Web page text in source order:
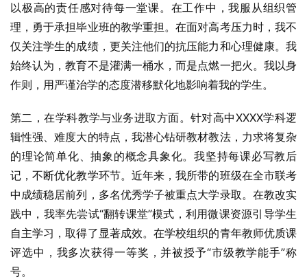
以极高的责任感对待每一堂课。在工作中，我服从组织管
理，勇于承担毕业班的教学重担。在面对高考压力时，我不
仅关注学生的成绩，更关注他们的抗压能力和心理健康。我
始终认为，教育不是灌满一桶水，而是点燃一把火。我以身
作则，用严谨治学的态度潜移默化地影响着我的学生。
第二，在学科教学与业务进取方面。针对高中XXXX学科逻
辑性强、难度大的特点，我潜心钻研教材教法，力求将复杂
的理论简单化、抽象的概念具象化。我坚持每课必写教后
记，不断优化教学环节。近年来，我所带的班级在全市联考
中成绩稳居前列，多名优秀学子被重点大学录取。在教改实
践中，我率先尝试“翻转课堂”模式，利用微课资源引导学生
自主学习，取得了显著成效。在学校组织的青年教师优质课
评选中，我多次获得一等奖，并被授予“市级教学能手”称
号。